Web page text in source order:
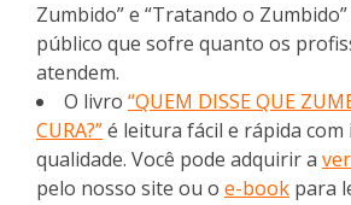
Zumbido” e “Tratando o
público que sofre quanto os
atendem.
O livro “QUEM DISSE QUE
CURA?”é leitura fácil e rápida
qualidade. Você pode adquirir a
pelo nosso site ou o e-book para